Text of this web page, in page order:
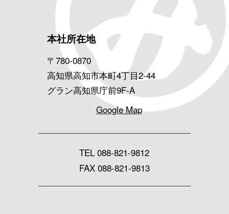
本社所在地
〒780-0870
高知県高知市本町4丁目2-44
グラン高知県庁前9F-A
Google Map
TEL088-821-9812
FAX 088-821-9813